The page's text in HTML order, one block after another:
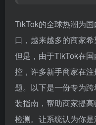
TikTok的全球热潮为
口，越来越多的商家希
但是，由于TikTok在
控，许多新手商家在
题。以下是一份专为
装指南，帮助商家提
检测。让系统认为你